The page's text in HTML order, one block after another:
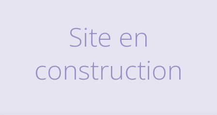
Site en
construction